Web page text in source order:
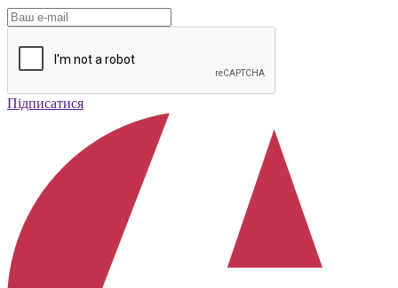
Підписатися